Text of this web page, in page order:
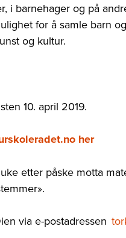
i barnehager og på
for å samle barn
og kultur.
10. april 2019.
her
etter påske motta
via e-postadressen